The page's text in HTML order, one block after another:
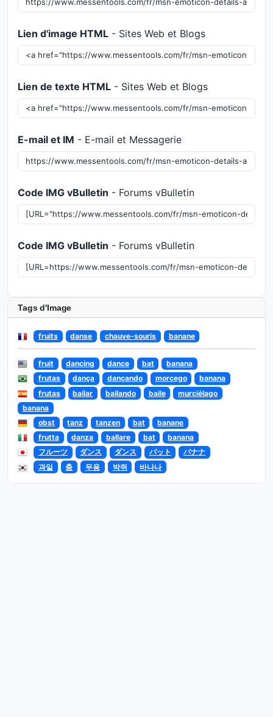
Lien d'image HTML - Sites Web et Blogs
Lien de texte HTML - Sites Web et Blogs
E-mail et IM - E-mail et Messagerie
Code IMG vBulletin - Forums vBulletin
Code IMG vBulletin - Forums vBulletin
Tags d'Image
fruits danse chauve-souris banane
fruit dancing dance bat
banana
frutas
dança dançando morcego
banana
frutas
bailar bailando baile
murciélago
banana
obst
tanz tanzen bat
banane
frutta
danza ballare bat
banana
フルーツ
ダンス ダンス バット
バナナ
과일
춤 무용 박쥐 바나나